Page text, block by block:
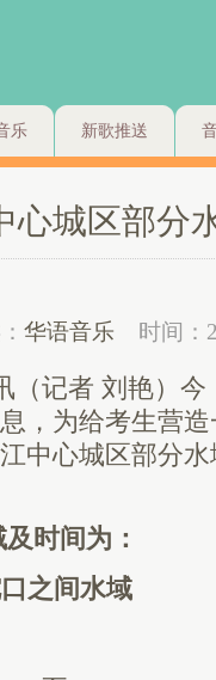
乐 新歌推送
心城区部分
华语音乐 时间：
（记者 刘艳）今
，为给考生营
中心城区部分
时间为：
之间水域